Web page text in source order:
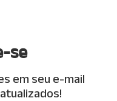
se
em seu e-mail